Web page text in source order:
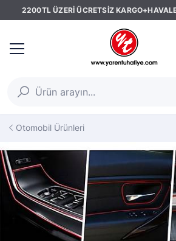
2200TL ÜZERİ ÜCRETSİZ
Otomobil Ürünleri